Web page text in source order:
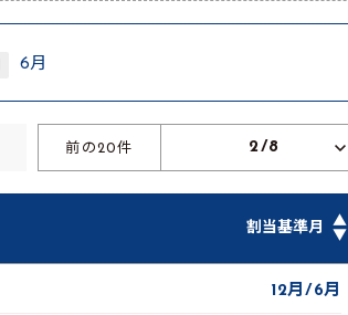
6月
前の20件 2/8
▲
割当基準月 ▼
12月 6月